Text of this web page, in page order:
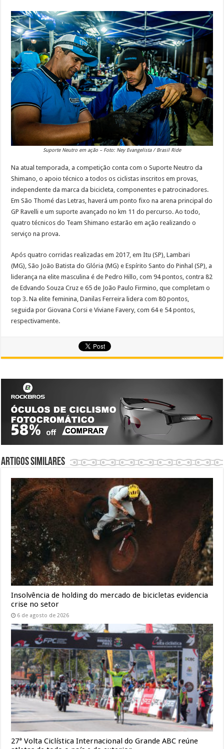
Suporte Neutro em ação – Foto: Ney Evangelista / Brasil Ride
Na atual temporada, a competição conta com o SuporteNeutro da
Shimano, o apoio técnico a todos os ciclistas inscritos em provas,
independente da marca da bicicleta, componentes e patrocinadores.
Em São Thomé das Letras, haverá um ponto fixo na arena principal do
GP Ravelli e um suporte avançado no km 11 do percurso. Ao todo,
quatro técnicos do Team Shimano estarão em ação realizando o
serviço na prova.
Após quatro corridas realizadas em 2017, em Itu (SP), Lambari
(MG), São João Batista do Glória (MG) e Espírito Santo do Pinhal (SP), a
liderança na elite masculina é de Pedro Hillo, com 94 pontos, contra 82
de Edvando Souza Cruz e 65 de João Paulo Firmino, que completam o
top 3. Na elite feminina, Danilas Ferreira lidera com 80 pontos,
seguida por Giovana Corsi e Viviane Favery, com 64 e 54 pontos,
respectivamente.
Artigos similares
Insolvência de holding do mercado de bicicletas evidencia
crise no setor
6 de agosto de 2026
27ª Volta Ciclística Internacional do Grande ABC reúne